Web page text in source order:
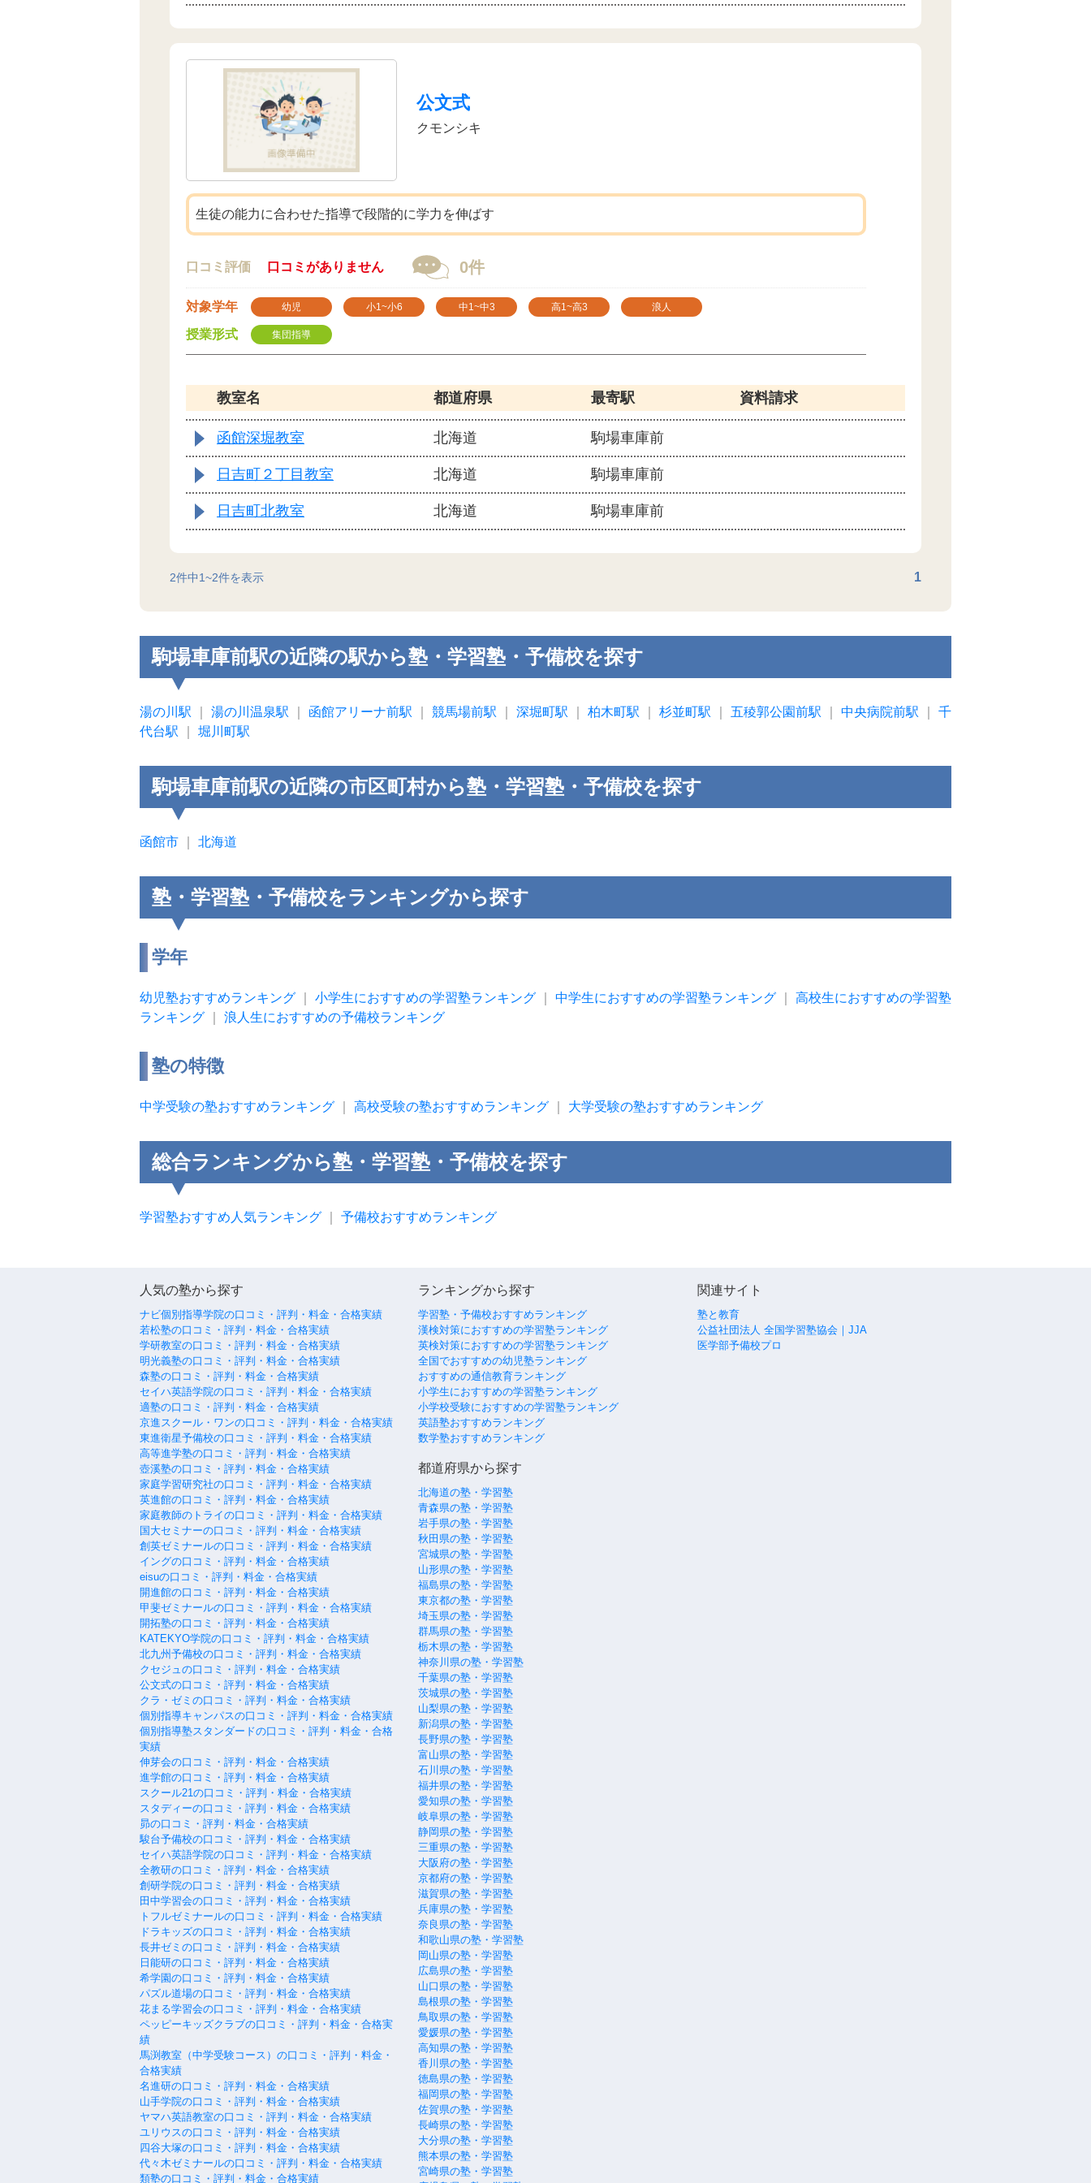
公文式
クモンシキ
生徒の能力に合わせた指導で段階的に学力を伸ばす
口コミ評価 口コミがありません 0件
対象学年 幼児 小1~小6 中1~中3 高1~高3 浪人
授業形式 集団指導
教室名 都道府県 最寄駅 資料請求
函館深堀教室 北海道 駒場車庫前
日吉町２丁目教室 北海道 駒場車庫前
日吉町北教室 北海道 駒場車庫前
2件中1~2件を表示 1
駒場車庫前駅の近隣の駅から塾・学習塾・予備校を探す
湯の川駅 湯の川温泉駅 函館アリーナ前駅 競馬場前駅 深堀町駅 柏木町駅 杉並町駅 五稜郭公園前駅 中央病院前駅
千
代台駅
堀川町駅
駒場車庫前駅の近隣の市区町村から塾・学習塾・予備校を探す
函館市 北海道
塾・学習塾・予備校をランキングから探す
学年
幼児塾おすすめランキング 小学生におすすめの学習塾ランキング 中学生におすすめの学習塾ランキング
高校生におすすめの学習塾
ランキング
浪人生におすすめの予備校ランキング
塾の特徴
中学受験の塾おすすめランキング 高校受験の塾おすすめランキング 大学受験の塾おすすめランキング
総合ランキングから塾・学習塾・予備校を探す
学習塾おすすめ人気ランキング 予備校おすすめランキング
人気の塾から探す
ナビ個別指導学院の口コミ・評判・料金・合格実績
若松塾の口コミ・評判・料金・合格実績
学研教室の口コミ・評判・料金・合格実績
明光義塾の口コミ・評判・料金・合格実績
森塾の口コミ・評判・料金・合格実績
セイハ英語学院の口コミ・評判・料金・合格実績
適塾の口コミ・評判・料金・合格実績
京進スクール・ワンの口コミ・評判・料金・合格実績
東進衛星予備校の口コミ・評判・料金・合格実績
高等進学塾の口コミ・評判・料金・合格実績
壺溪塾の口コミ・評判・料金・合格実績
家庭学習研究社の口コミ・評判・料金・合格実績
英進館の口コミ・評判・料金・合格実績
家庭教師のトライの口コミ・評判・料金・合格実績
国大セミナーの口コミ・評判・料金・合格実績
創英ゼミナールの口コミ・評判・料金・合格実績
イングの口コミ・評判・料金・合格実績
eisuの口コミ・評判・料金・合格実績
開進館の口コミ・評判・料金・合格実績
甲斐ゼミナールの口コミ・評判・料金・合格実績
開拓塾の口コミ・評判・料金・合格実績
KATEKYO学院の口コミ・評判・料金・合格実績
北九州予備校の口コミ・評判・料金・合格実績
クセジュの口コミ・評判・料金・合格実績
公文式の口コミ・評判・料金・合格実績
クラ・ゼミの口コミ・評判・料金・合格実績
個別指導キャンパスの口コミ・評判・料金・合格実績
個別指導塾スタンダードの口コミ・評判・料金・合格
実績
伸芽会の口コミ・評判・料金・合格実績
進学館の口コミ・評判・料金・合格実績
スクール21の口コミ・評判・料金・合格実績
スタディーの口コミ・評判・料金・合格実績
昴の口コミ・評判・料金・合格実績
駿台予備校の口コミ・評判・料金・合格実績
セイハ英語学院の口コミ・評判・料金・合格実績
全教研の口コミ・評判・料金・合格実績
創研学院の口コミ・評判・料金・合格実績
田中学習会の口コミ・評判・料金・合格実績
トフルゼミナールの口コミ・評判・料金・合格実績
ドラキッズの口コミ・評判・料金・合格実績
長井ゼミの口コミ・評判・料金・合格実績
日能研の口コミ・評判・料金・合格実績
希学園の口コミ・評判・料金・合格実績
パズル道場の口コミ・評判・料金・合格実績
花まる学習会の口コミ・評判・料金・合格実績
ペッピーキッズクラブの口コミ・評判・料金・合格実
績
馬渕教室（中学受験コース）の口コミ・評判・料金・
合格実績
名進研の口コミ・評判・料金・合格実績
山手学院の口コミ・評判・料金・合格実績
ヤマハ英語教室の口コミ・評判・料金・合格実績
ユリウスの口コミ・評判・料金・合格実績
四谷大塚の口コミ・評判・料金・合格実績
代々木ゼミナールの口コミ・評判・料金・合格実績
類塾の口コミ・評判・料金・合格実績
ランキングから探す
学習塾・予備校おすすめランキング
漢検対策におすすめの学習塾ランキング
英検対策におすすめの学習塾ランキング
全国でおすすめの幼児塾ランキング
おすすめの通信教育ランキング
小学生におすすめの学習塾ランキング
小学校受験におすすめの学習塾ランキング
英語塾おすすめランキング
数学塾おすすめランキング
都道府県から探す
北海道の塾・学習塾
青森県の塾・学習塾
岩手県の塾・学習塾
秋田県の塾・学習塾
宮城県の塾・学習塾
山形県の塾・学習塾
福島県の塾・学習塾
東京都の塾・学習塾
埼玉県の塾・学習塾
群馬県の塾・学習塾
栃木県の塾・学習塾
神奈川県の塾・学習塾
千葉県の塾・学習塾
茨城県の塾・学習塾
山梨県の塾・学習塾
新潟県の塾・学習塾
長野県の塾・学習塾
富山県の塾・学習塾
石川県の塾・学習塾
福井県の塾・学習塾
愛知県の塾・学習塾
岐阜県の塾・学習塾
静岡県の塾・学習塾
三重県の塾・学習塾
大阪府の塾・学習塾
京都府の塾・学習塾
滋賀県の塾・学習塾
兵庫県の塾・学習塾
奈良県の塾・学習塾
和歌山県の塾・学習塾
岡山県の塾・学習塾
広島県の塾・学習塾
山口県の塾・学習塾
島根県の塾・学習塾
鳥取県の塾・学習塾
愛媛県の塾・学習塾
高知県の塾・学習塾
香川県の塾・学習塾
徳島県の塾・学習塾
福岡県の塾・学習塾
佐賀県の塾・学習塾
長崎県の塾・学習塾
大分県の塾・学習塾
熊本県の塾・学習塾
宮崎県の塾・学習塾
関連サイト
塾と教育
公益社団法人 全国学習塾協会｜JJA
医学部予備校プロ